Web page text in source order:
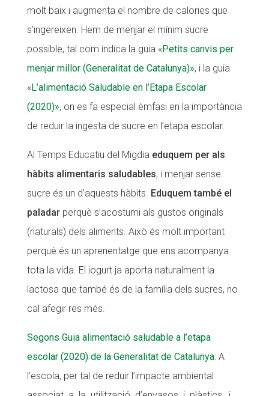
molt baix i augmenta el nombre de calories que
s’ingereixen. Hem de menjar el mínim sucre
possible, tal com indica la guia «Petits canvis per
menjar millor (Generalitat de Catalunya)», i la guia
«L’alimentació Saludable en l’Etapa Escolar
(2020)», on es fa especial èmfasi en la importància
de reduir la ingesta de sucre en l’etapa escolar.
Al Temps Educatiu del Migdia eduquem per als
hàbits alimentaris saludables, i menjar sense
sucre és un d’aquests hàbits. Eduquem també el
paladarperquè s’acostumi als gustos originals
(naturals) dels aliments. Això és molt important
perquè és un aprenentatge que ens acompanya
tota la vida. El iogurt ja aporta naturalment la
lactosa que també és de la família dels sucres, no
cal afegir res més.
Segons Guia alimentació saludable a l’etapa
escolar (2020) de la Generalitat de Catalunya: A
l’escola, per tal de reduir l’impacte ambiental